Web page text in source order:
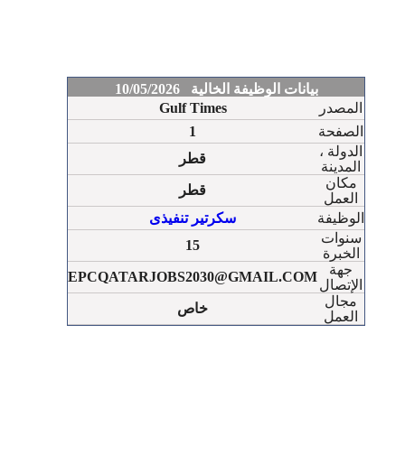
بيانات الوظيفة الخالية 10/05/2026
Gulf Times
المصدر
1
الصفحة
قطر
الدولة ،
المدينة
قطر
مكان
العمل
سكرتير تنفيذى
الوظيفة
15
سنوات
الخبرة
EPCQATARJOBS2030@GMAIL.COM
جهة
الإتصال
خاص
مجال
العمل